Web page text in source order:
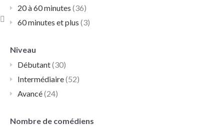
20 à 60 minutes (36)
60 minutes et plus (3)
Niveau
Débutant(30)
Intermédiaire(52)
Avancé(24)
Nombre de comédiens